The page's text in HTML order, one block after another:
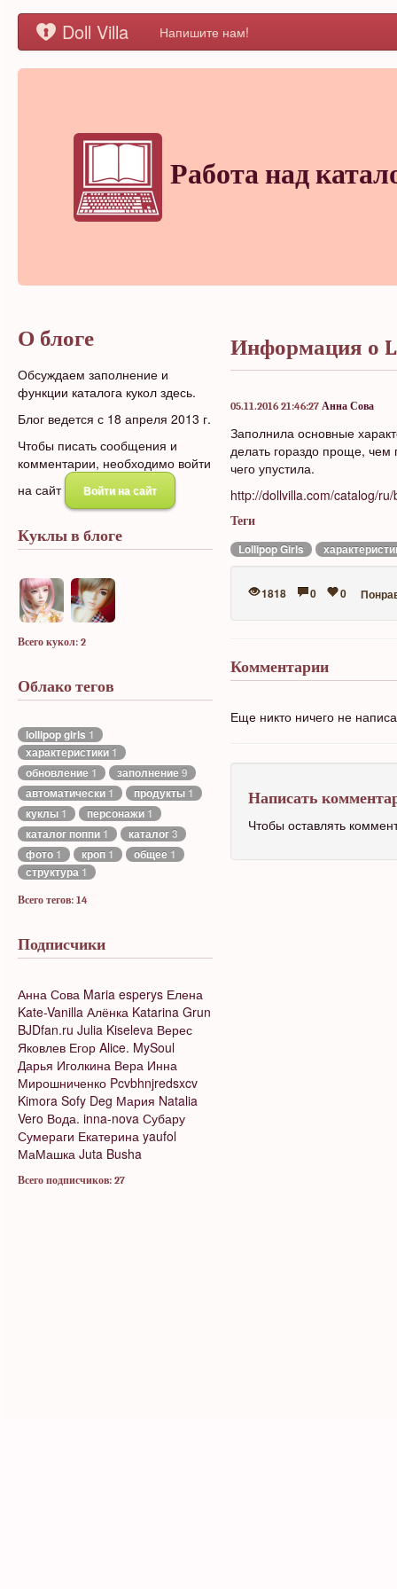
Doll Villa Напишите нам!
Работа над
О блоге
Обсуждаем заполнение и
функции каталога кукол здесь.
Блог ведется с 18 апреля 2013 г.
Чтобы писать сообщения и
комментарии, необходимо войти
на сайт
Войти на сайт
Куклы в блоге
Всего кукол: 2
Облако тегов
lollipop girls 1
характеристики 1
обновление 1 заполнение9
автоматически 1 продукты 1
куклы 1 персонажи 1
каталог поппи 1 каталог3
фото 1 кроп 1 общее 1
структура 1
Всего тегов: 14
Подписчики
Анна Сова Maria esperys Елена
Kate-Vanilla Алёнка Katarina Grun
BJDfan.ru Julia Kiseleva Верес
Яковлев Егор Alice. MySoul
Дарья Иголкина Вера Инна
Мирошниченко Pcvbhnjredsxcv
Kimora Sofy Deg Мария Natalia
Vero Вода. inna-nova Субару
Сумераги Екатерина yaufol
МаМашка Juta Busha
Всего подписчиков: 27
Информация о
05.11.2016 21:46:27 Анна Сова
Заполнила основные
делать гораздо проще, чем
чего упустила.
http://dollvilla.com/catalog/
Теги
Lollipop Girls
1818 0 0
Комментарии
Еще никто ничего не
Написать
Чтобы оставлять